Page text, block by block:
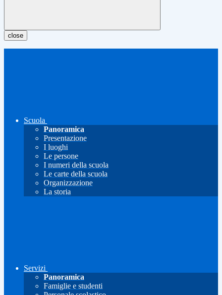
close
Scuola
Panoramica
Presentazione
I luoghi
Le persone
I numeri della scuola
Le carte della scuola
Organizzazione
La storia
Servizi
Panoramica
Famiglie e studenti